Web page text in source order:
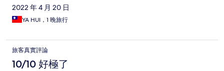
2022 年 4 月 20 日
YA HUI，1 晚旅行
旅客真實評論
10/10 好極了